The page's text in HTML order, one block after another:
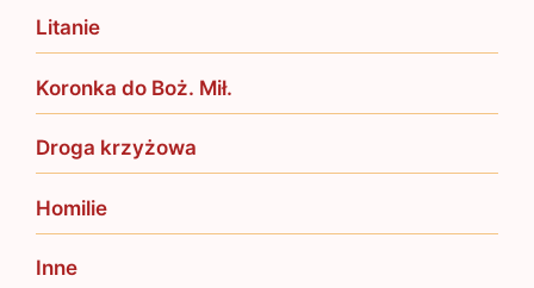
Litanie
Koronka do Boż. Mił.
Droga krzyżowa
Homilie
Inne